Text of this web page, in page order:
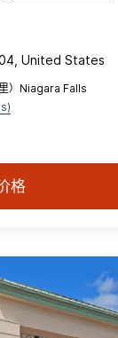
United States
）Niagara Falls
格